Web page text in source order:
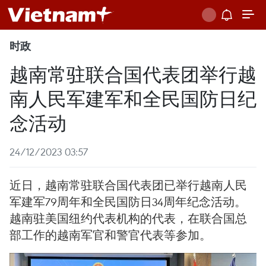
时政
越南常驻联合国代表团举行越
南人民军建军和全民国防日纪
念活动
24/12/2023 03:57
近日，越南常驻联合国代表团已举行越南人民
军建军79周年和全民国防日34周年纪念活动。
越南驻美国纽约代表机构的代表，在联合国总
部工作的越南军官和警官代表等参加。